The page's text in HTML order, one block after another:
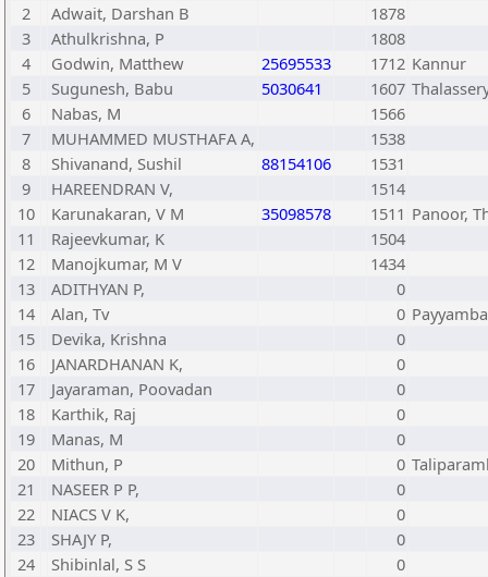
2
Adwait, Darshan B
1878
3
Athulkrishna, P
1808
4
Godwin, Matthew 25695533 1712 Kannur
5
Sugunesh, Babu 5030641 1607
6
Nabas, M
1566
7
MUHAMMED MUSTHAFA A,
1538
8
Shivanand, Sushil 88154106
1531
9
HAREENDRAN V,
1514
10
Karunakaran, V M 35098578 1511 Panoor,
11
Rajeevkumar, K
1504
12
Manojkumar, M V
1434
13
ADITHYAN P,
0
14
Alan, Tv 0
15
Devika, Krishna
0
16
JANARDHANAN K,
0
17
Jayaraman, Poovadan
0
18
Karthik, Raj
0
19
Manas, M
0
20
Mithun, P 0
21
NASEER P P,
0
22
NIACS V K,
0
23
SHAJY P,
0
24
Shibinlal, S S
0